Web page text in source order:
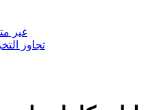
غير
تجاوز